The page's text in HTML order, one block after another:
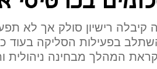
קיבלה רישיון סולק אך לא
בפעילות הסליקה בעוד
המהלך מבחינה ניהולית